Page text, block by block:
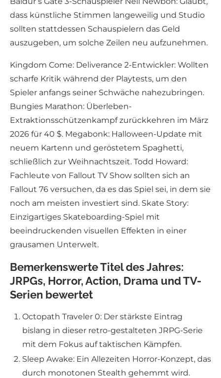
dass künstliche Stimmen langeweilig und Studio
sollten stattdessen Schauspielern das Geld
auszugeben, um solche Zeilen neu aufzunehmen.
Kingdom Come: Deliverance 2-Entwickler: Wollten
scharfe Kritik während der Playtests, um den
Spieler anfangs seiner Schwäche nahezubringen.
Bungies Marathon: Überleben-
Extraktionsschützenkampf zurückkehren im März
2026 für 40 $. Megabonk: Halloween-Update mit
neuem Kartenn und geröstetem Spaghetti,
schließlich zur Weihnachtszeit. Todd Howard:
Fachleute von Fallout TV Show sollten sich an
Fallout 76 versuchen, da es das Spiel sei, in dem sie
noch am meisten investiert sind. Skate Story:
Einzigartiges Skateboarding-Spiel mit
beeindruckenden visuellen Effekten in einer
grausamen Unterwelt.
Bemerkenswerte Titel des Jahres:
JRPGs, Horror, Action, Drama und TV-
Serien bewertet
Octopath Traveler 0: Der stärkste Eintrag
bislang in dieser retro-gestalteten JRPG-Serie
mit dem Fokus auf taktischen Kämpfen.
Sleep Awake: Ein Allezeiten Horror-Konzept, das
durch monotonen Stealth gehemmt wird.